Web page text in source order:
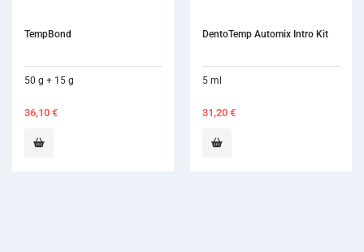
DentoTemp Automix Intro Kit
5 ml
31,20 €